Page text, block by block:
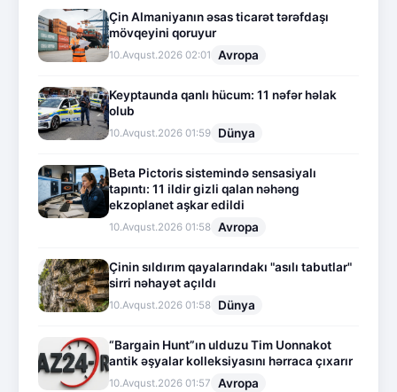
Çin Almaniyanın əsas ticarət tərəfdaşı
mövqeyini qoruyur
10.Avqust.2026 02:01 Avropa
Keyptaunda qanlı hücum: 11 nəfər həlak
olub
10.Avqust.2026 01:59 Dünya
Beta Pictoris sistemində sensasiyalı
tapıntı: 11 ildir gizli qalan nəhəng
ekzoplanet aşkar edildi
10.Avqust.2026 01:58 Avropa
Çinin sıldırım qayalarındakı "asılı tabutlar"
sirri nəhayət açıldı
10.Avqust.2026 01:58 Dünya
“Bargain Hunt”ın ulduzu Tim Uonnakot
antik əşyalar kolleksiyasını hərraca çıxarır
10.Avqust.2026 01:57 Avropa